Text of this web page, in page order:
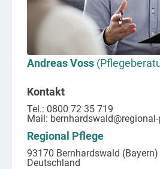
Andreas Voss
Kontakt
Tel.: 0800 72 35 719
Mail: bernhardswald
Regional Pflege
93170 Bernhardswald (Bayern)
Deutschland